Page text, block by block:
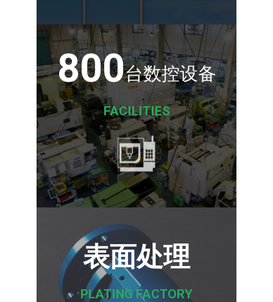
800台数控设备
FACILITIES
表面处理
PLATING FACTORY